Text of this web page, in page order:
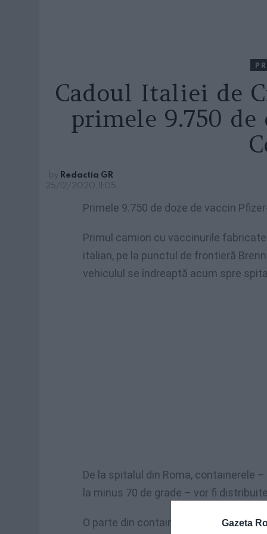
Gazeta
Cadoul Italiei de
primele 9.750
by Redactia GR
25/12/2020, 11:05
Primele 9.750 de doze de vaccin
Primul camion cu vaccinurile
italian, pe la punctul de frontieră
vehiculul se îndreaptă acum spre
De la spitalul din Roma, containerele
la minus 70 de grade – vor fi
O parte din containere vor fi